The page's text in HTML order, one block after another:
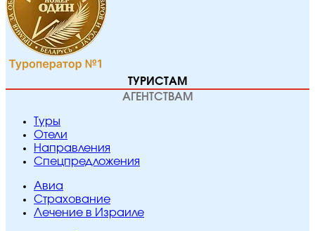
ТУРИСТАМ
АГЕНТСТВАМ
Туры
Отели
Направления
Спецпредложения
Авиа
Страхование
Лечение в Израиле